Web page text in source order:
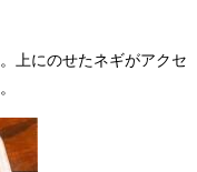
上にのせたネギがアクセ